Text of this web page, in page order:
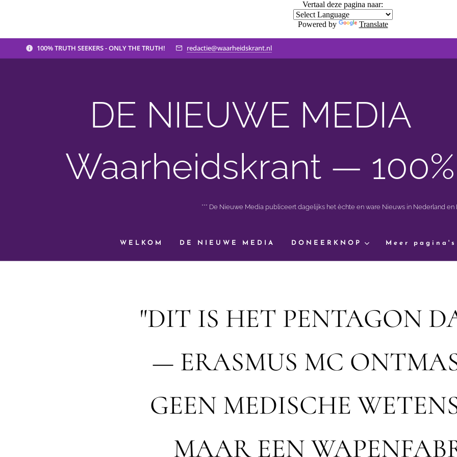
Vertaal deze pagina naar:
Powered by Translate
100% TRUTH SEEKERS - ONLY THE TRUTH! redactie@waarheidskrant.nl
DE NIEUWE MEDIA
Waarheidskrant —
*** De Nieuwe Media publiceert dagelijks het èchte en ware Nieuws in Nederland en
WELKOM DE NIEUWE MEDIA DONEERKNOP Meer pagina's
"DIT IS HET PENTAGON
— ERASMUS MC
GEEN MEDISCHE
MAAR EEN